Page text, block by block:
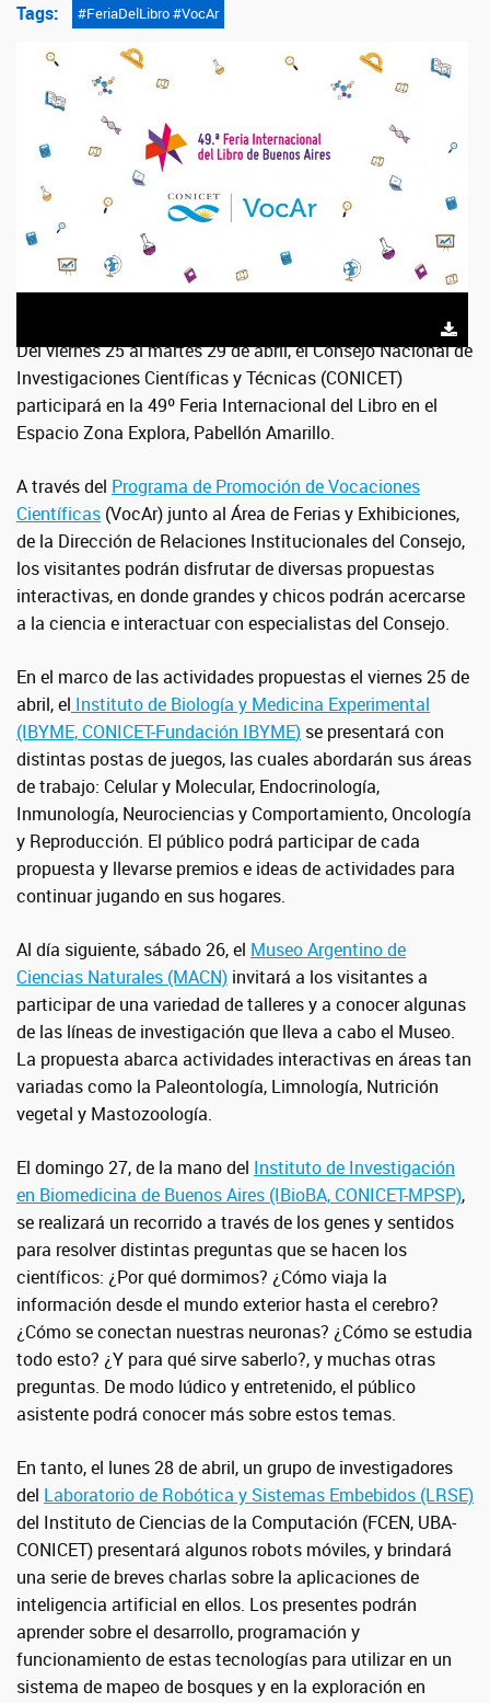
Tags: #FeriaDelLibro #VocAr
Del viernes 25 al martes 29 de abril, el Consejo Nacional de
Investigaciones Científicas y Técnicas (CONICET)
participará en la 49º Feria Internacional del Libro en el
Espacio Zona Explora, Pabellón Amarillo.
A través del Programa de Promoción de Vocaciones
Científicas (VocAr) junto al Área de Ferias y Exhibiciones,
de la Dirección de Relaciones Institucionales del Consejo,
los visitantes podrán disfrutar de diversas propuestas
interactivas, en donde grandes y chicos podrán acercarse
a la ciencia e interactuar con especialistas del Consejo.
En el marco de las actividades propuestas el viernes 25 de
abril, el Instituto de Biología y Medicina Experimental
(IBYME, CONICET-Fundación IBYME) se presentará con
distintas postas de juegos, las cuales abordarán sus áreas
de trabajo: Celular y Molecular, Endocrinología,
Inmunología, Neurociencias y Comportamiento, Oncología
y Reproducción. El público podrá participar de cada
propuesta y llevarse premios e ideas de actividades para
continuar jugando en sus hogares.
Al día siguiente, sábado 26, el Museo Argentino de
Ciencias Naturales (MACN) invitará a los visitantes a
participar de una variedad de talleres y a conocer algunas
de las líneas de investigación que lleva a cabo el Museo.
La propuesta abarca actividades interactivas en áreas tan
variadas como la Paleontología, Limnología, Nutrición
vegetal y Mastozoología.
El domingo 27, de la mano del Instituto de Investigación
en Biomedicina de Buenos Aires (IBioBA, CONICET-MPSP),
se realizará un recorrido a través de los genes y sentidos
para resolver distintas preguntas que se hacen los
científicos: ¿Por qué dormimos? ¿Cómo viaja la
información desde el mundo exterior hasta el cerebro?
¿Cómo se conectan nuestras neuronas? ¿Cómo se estudia
todo esto? ¿Y para qué sirve saberlo?, y muchas otras
preguntas. De modo lúdico y entretenido, el público
asistente podrá conocer más sobre estos temas.
En tanto, el lunes 28 de abril, un grupo de investigadores
del Laboratorio de Robótica y Sistemas Embebidos (LRSE)
del Instituto de Ciencias de la Computación (FCEN, UBA-
CONICET) presentará algunos robots móviles, y brindará
una serie de breves charlas sobre la aplicaciones de
inteligencia artificial en ellos. Los presentes podrán
aprender sobre el desarrollo, programación y
funcionamiento de estas tecnologías para utilizar en un
sistema de mapeo de bosques y en la exploración en